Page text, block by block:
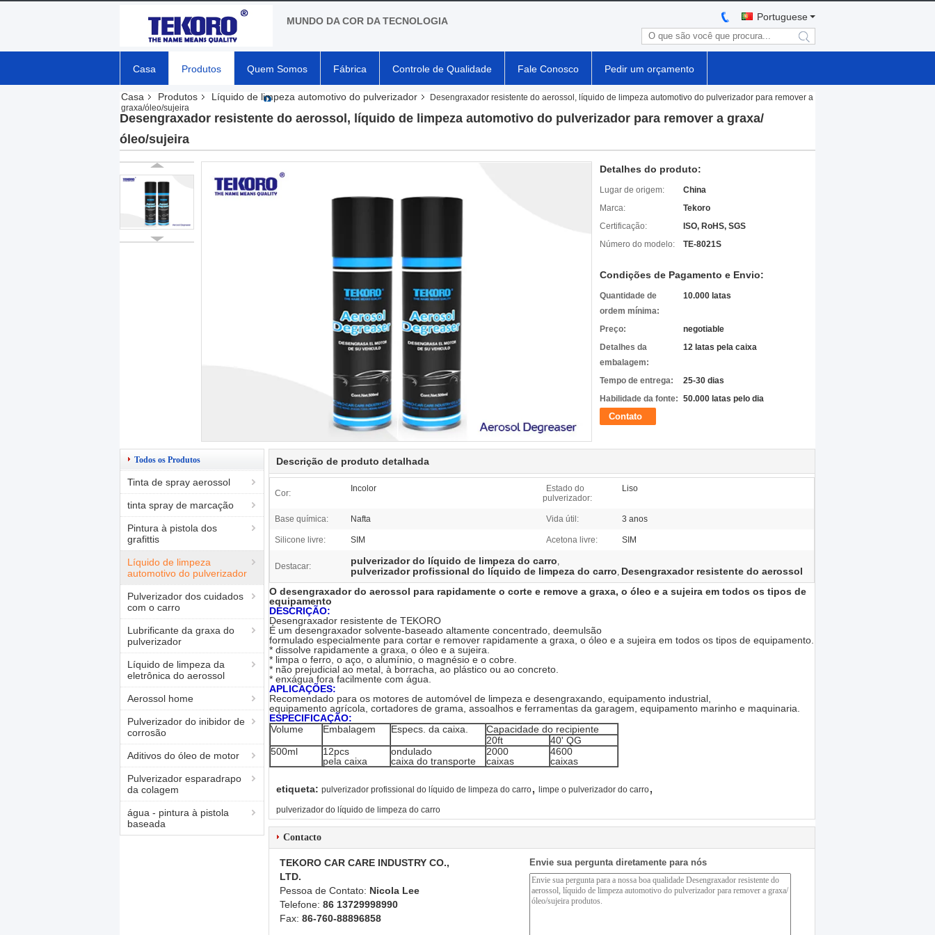
MUNDO DA COR DA TECNOLOGIA Portuguese
search
Casa Produtos Quem Somos Fábrica Controle de Qualidade Fale Conosco Pedir um orçamento
Casa Produtos Líquido de limpeza automotivo do pulverizador
Desengraxador resistente do aerossol, líquido de limpeza automotivo do pulverizador para remover a
graxa/óleo/sujeira
Desengraxador resistente do aerossol, líquido de limpeza automotivo do pulverizador para remover a graxa/
óleo/sujeira
Detalhes do produto:
Lugar de origem:
China
Marca:
Tekoro
Certificação:
ISO, RoHS, SGS
Número do modelo:
TE-8021S
Condições de Pagamento e Envio:
Quantidade de
ordem mínima:
10.000 latas
Preço:
negotiable
Detalhes da
embalagem:
12 latas pela caixa
Tempo de entrega:
25-30 dias
Habilidade da fonte: 50.000 latas pelo dia
Contato
Todos os Produtos
Tinta de spray aerossol
tinta spray de marcação
Pintura à pistola dos
grafittis
Líquido de limpeza
automotivo do pulverizador
Pulverizador dos cuidados
com o carro
Lubrificante da graxa do
pulverizador
Líquido de limpeza da
eletrônica do aerossol
Aerossol home
Pulverizador do inibidor de
corrosão
Aditivos do óleo de motor
Pulverizador esparadrapo
da colagem
água - pintura à pistola
baseada
Descrição de produto detalhada
Cor: Incolor
Estado do
pulverizador:
Liso
Base química: Nafta Vida útil: 3 anos
Silicone livre: SIM Acetona livre: SIM
Destacar: pulverizador do líquido de limpeza do carro,
pulverizador profissional do líquido de limpeza do carro, Desengraxador resistente do aerossol
O desengraxador do aerossol para rapidamente o corte e remove a graxa, o óleo e a sujeira em todos os tipos de
equipamento
DESCRIÇÃO:
Desengraxador resistente de TEKORO
É um desengraxador solvente-baseado altamente concentrado, deemulsão
formulado especialmente para cortar e remover rapidamente a graxa, o óleo e a sujeira em todos os tipos de equipamento.
* dissolve rapidamente a graxa, o óleo e a sujeira.
* limpa o ferro, o aço, o alumínio, o magnésio e o cobre.
* não prejudicial ao metal, à borracha, ao plástico ou ao concreto.
* enxágua fora facilmente com água.
APLICAÇÕES:
Recomendado para os motores de automóvel de limpeza e desengraxando, equipamento industrial,
equipamento agrícola, cortadores de grama, assoalhos e ferramentas da garagem, equipamento marinho e maquinaria.
ESPECIFICAÇÃO:
Volume
Embalagem Especs. da caixa.
Capacidade do recipiente
20ft
40' QG
500ml
12pcs
pela caixa
ondulado
caixa do transporte
2000
caixas
4600
caixas
etiqueta: pulverizador profissional do líquido de limpeza do carro, limpe o pulverizador do carro,
pulverizador do líquido de limpeza do carro
Contacto
TEKORO CAR CARE INDUSTRY CO.,
LTD.
Pessoa de Contato: Nicola Lee
Telefone: 86 13729998990
Fax: 86-760-88896858
Envie sua pergunta diretamente para nós